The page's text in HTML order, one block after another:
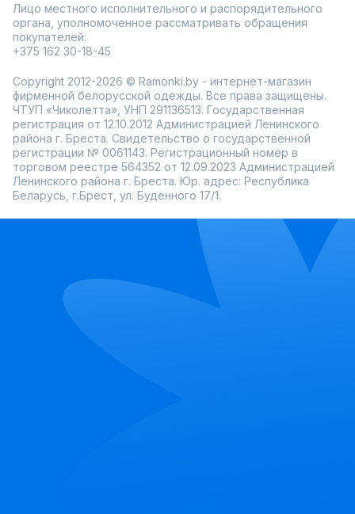
Лицо местного исполнительного и распорядительного
органа, уполномоченное рассматривать обращения
покупателей:
+375 162 30-18-45
Copyright 2012-2026 © Ramonki.by - интернет-магазин
фирменной белорусской одежды. Все права защищены.
ЧТУП «Чиколетта», УНП 291136513. Государственная
регистрация от 12.10.2012 Администрацией Ленинского
района г. Бреста. Свидетельство о государственной
регистрации № 0061143. Регистрационный номер в
торговом реестре 564352 от 12.09.2023 Администрацией
Ленинского района г. Бреста. Юр. адрес: Республика
Беларусь, г.Брест, ул. Буденного 17/1.